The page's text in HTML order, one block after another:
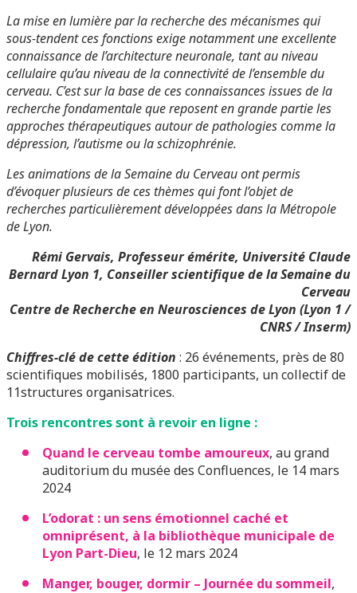
La mise en lumière par la recherche des mécanismes qui
sous-tendent ces fonctions exige notamment une excellente
connaissance de l’architecture neuronale, tant au niveau
cellulaire qu’au niveau de la connectivité de l’ensemble du
cerveau. C’est sur la base de ces connaissances issues de la
recherche fondamentale que reposent en grande partie les
approches thérapeutiques autour de pathologies comme la
dépression, l’autisme ou la schizophrénie.
Les animations de la Semaine du Cerveau ont permis
d’évoquer plusieurs de ces thèmes qui font l’objet de
recherches particulièrement développées dans la Métropole
de Lyon.
Rémi Gervais, Professeur émérite, Université Claude
Bernard Lyon 1, Conseiller scientifique de la Semaine du
Cerveau
Centre de Recherche en Neurosciences de Lyon (Lyon 1 /
CNRS / Inserm)
Chiffres-clé de cette édition : 26 événements, près de 80
scientifiques mobilisés, 1800 participants, un collectif de
11structures organisatrices.
Trois rencontres sont à revoir en ligne :
Quand le cerveau tombe amoureux, au grand
auditorium du musée des Confluences, le 14 mars
2024
L’odorat : un sens émotionnel caché et
omniprésent, à la bibliothèque municipale de
Lyon Part-Dieu, le 12 mars 2024
Manger, bouger, dormir – Journée du sommeil,